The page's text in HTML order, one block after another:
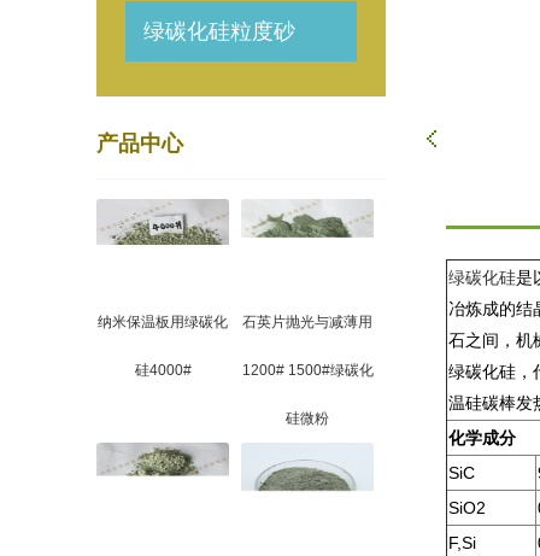
绿碳化硅粒度砂
产品中心
纳米保温板用绿碳化
硅4000#
石英片抛光与减薄用
1200# 1500#绿碳化
硅微粉
绿碳化硅是
冶炼成的结
石之间，机
绿碳化硅，
温硅碳棒发
化学成分
SiC
SiO2
F,Si